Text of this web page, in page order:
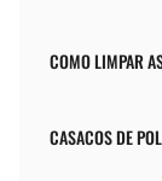
COMO LIMPAR
CASACOS DE